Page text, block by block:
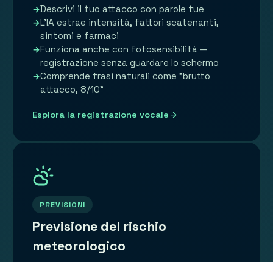
Descrivi il tuo attacco con parole tue
L'IA estrae intensità, fattori scatenanti,
sintomi e farmaci
Funziona anche con fotosensibilità —
registrazione senza guardare lo schermo
Comprende frasi naturali come "brutto
attacco, 8/10"
Esplora la registrazione vocale
PREVISIONI
Previsione del rischio
meteorologico